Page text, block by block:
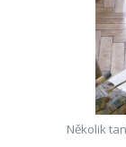
Několik